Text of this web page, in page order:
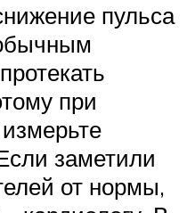
пульса
при
заметили
от нормы,